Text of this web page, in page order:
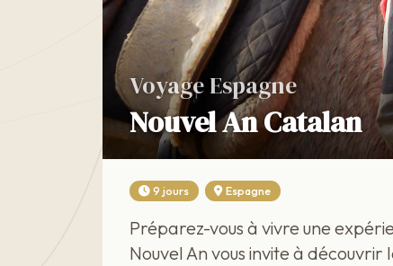
Voyage Espagne
Nouvel An Catalan
9 jours Espagne
Préparez-vous à vivre une
Nouvel An vous invite à